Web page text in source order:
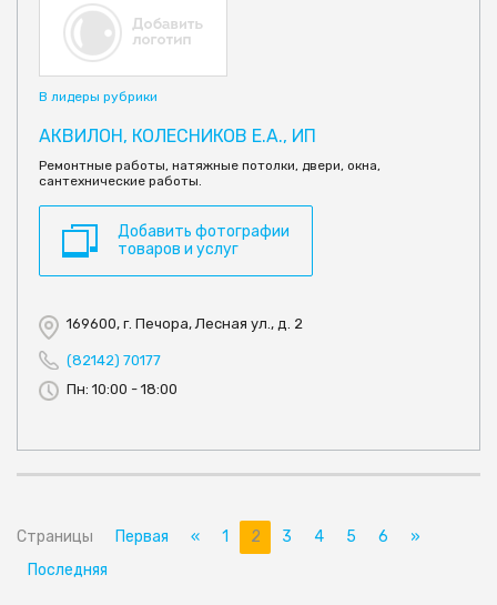
В лидеры рубрики
АКВИЛОН, КОЛЕСНИКОВ Е.А., ИП
Ремонтные работы, натяжные потолки, двери, окна,
сантехнические работы.
Добавить фотографии
товаров и услуг
169600, г. Печора, Лесная ул., д. 2
(82142) 70177
Пн: 10:00 - 18:00
Страницы Первая « 1 2 3 4 5 6
»
Последняя